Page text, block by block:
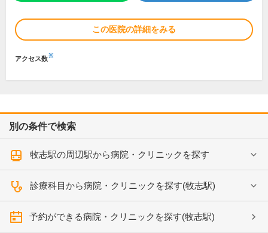
この医院の詳細をみる
アクセス数※
別の条件で検索
牧志駅の周辺駅から病院・クリニックを探す
診療科目から病院・クリニックを探す(牧志駅)
予約ができる病院・クリニックを探す(牧志駅)